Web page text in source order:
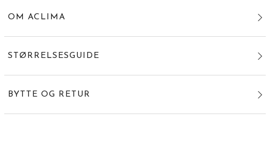
OM ACLIMA
STØRRELSESGUIDE
BYTTE OG RETUR